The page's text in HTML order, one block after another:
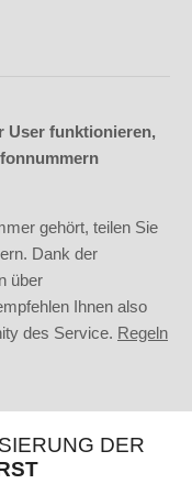
User funktionieren,
gehört, teilen Sie
Dank der
über
Ihnen also
des Service. Regeln
DER